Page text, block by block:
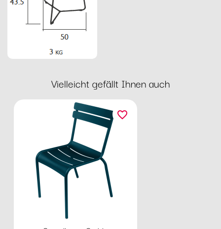
Vielleicht gefällt Ihnen auch
favorite_border